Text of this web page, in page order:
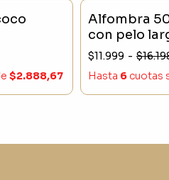
$2.888,67
SIN STOCK
Alfombra
con pelo
$11.999 -
Hasta 6 cuotas